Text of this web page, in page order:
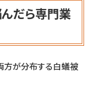
だら専門業
方が分布する白蟻被